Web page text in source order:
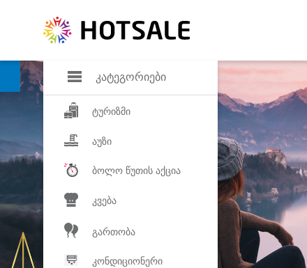
კატეგორიები
ტურიზმი
აუზი
ბოლო წუთის აქცია
კვება
გართობა
კონდიციონერი